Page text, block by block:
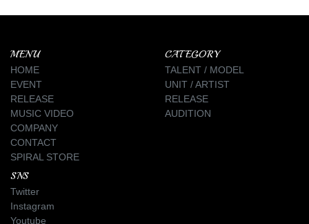
MENU
HOME
EVENT
RELEASE
MUSIC VIDEO
COMPANY
CONTACT
SPIRAL STORE
CATEGORY
TALENT / MODEL
UNIT / ARTIST
RELEASE
AUDITION
SNS
Twitter
Instagram
Youtube